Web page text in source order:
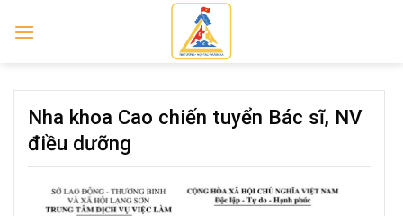
Nha khoa Cao chiến tuyển Bác sĩ, NV
điều dưỡng